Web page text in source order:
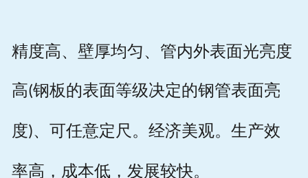
精度⾼、壁厚均匀、管内外表⾯光亮度
⾼(钢板的表⾯等级决定的钢管表⾯亮
度)、可任意定尺。经济美观。⽣产效
率⾼，成本低，发展较快。